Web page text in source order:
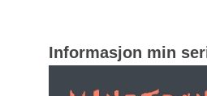
Informasjon min